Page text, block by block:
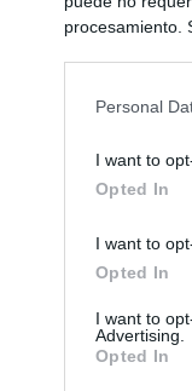
procesamiento.
Personal
I want to
Opted In
I want to
Opted In
I want to
Advertising.
Opted In